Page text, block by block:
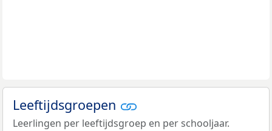
Leeftijdsgroepen
Leerlingen per leeftijdsgroep en per schooljaar.